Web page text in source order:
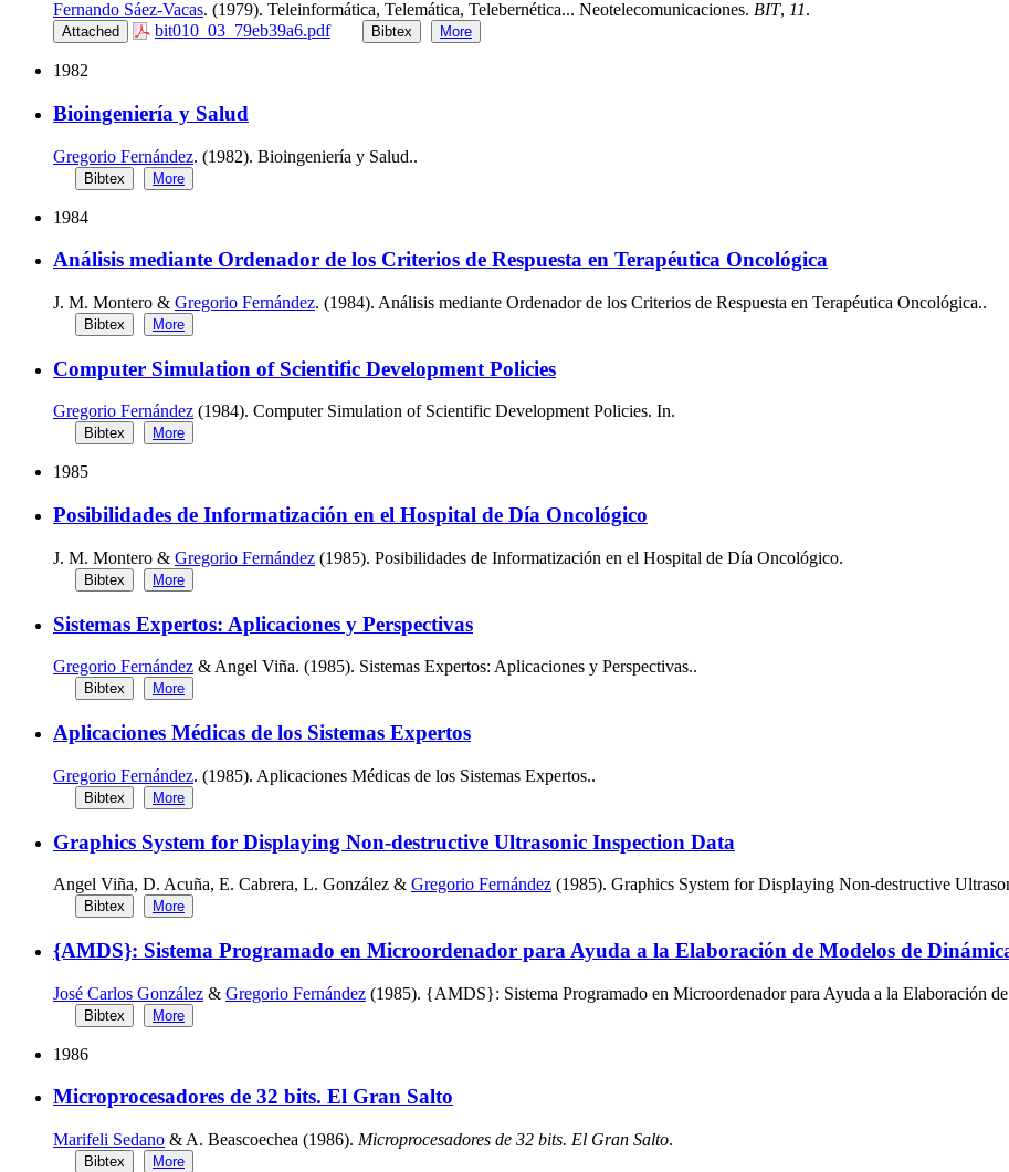
Fernando Sáez-Vacas. (1979). Teleinformática, Telemática, Telebernética... Neotelecomunicaciones. BIT, 11.
Attached bit010_03_79eb39a6.pdf Bibtex More
1982
Bioingeniería y Salud
Gregorio Fernández. (1982). Bioingeniería y Salud..
Bibtex More
1984
Análisis mediante Ordenador de los Criterios de Respuesta en Terapéutica Oncológica
J. M. Montero & Gregorio Fernández. (1984). Análisis mediante Ordenador de los Criterios de Respuesta en Terapéutica Oncológica..
Bibtex More
Computer Simulation of Scientific Development Policies
Gregorio Fernández (1984). Computer Simulation of Scientific Development Policies. In.
Bibtex More
1985
Posibilidades de Informatización en el Hospital de Día Oncológico
J. M. Montero & Gregorio Fernández (1985). Posibilidades de Informatización en el Hospital de Día Oncológico.
Bibtex More
Sistemas Expertos: Aplicaciones y Perspectivas
Gregorio Fernández & Angel Viña. (1985). Sistemas Expertos: Aplicaciones y Perspectivas..
Bibtex More
Aplicaciones Médicas de los Sistemas Expertos
Gregorio Fernández. (1985). Aplicaciones Médicas de los Sistemas Expertos..
Bibtex More
Graphics System for Displaying Non-destructive Ultrasonic Inspection Data
Angel Viña, D. Acuña, E. Cabrera, L. González & Gregorio Fernández (1985). Graphics System for Displaying Non-destructive
Bibtex More
{AMDS}: Sistema Programado en Microordenador para Ayuda a la Elaboración de Modelos de
José Carlos González & Gregorio Fernández (1985). {AMDS}: Sistema Programado en Microordenador para Ayuda a la Elaboración
Bibtex More
1986
Microprocesadores de 32 bits. El Gran Salto
Marifeli Sedano & A. Beascoechea (1986). Microprocesadores de 32 bits. El Gran Salto.
Bibtex More